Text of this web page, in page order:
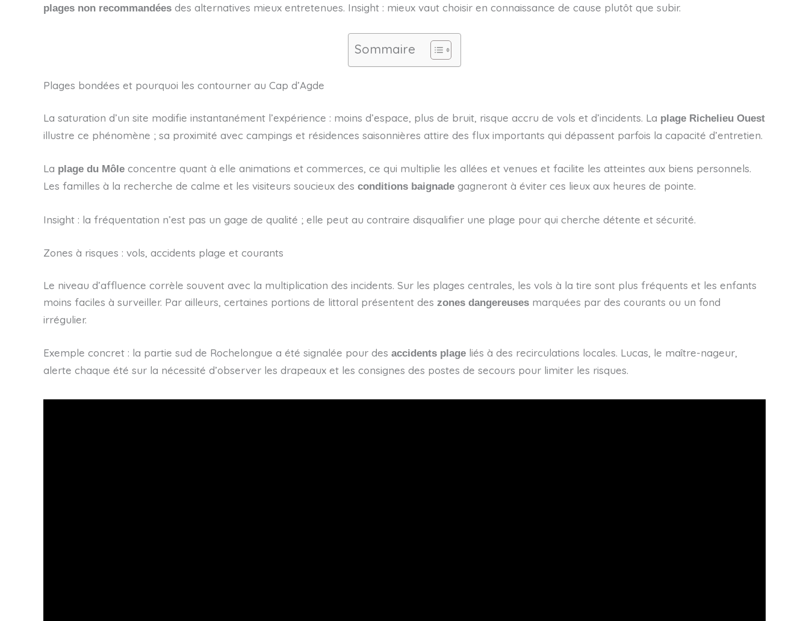
plages non recommandées des alternatives mieux entretenues. Insight : mieux vaut choisir en connaissance de cause plutôt que subir.
Sommaire
Plages bondées et pourquoi les contourner au Cap d’Agde
La saturation d’un site modifie instantanément l’expérience : moins d’espace, plus de bruit, risque accru de vols et d’incidents. La plage Richelieu Ouest
illustre ce phénomène ; sa proximité avec campings et résidences saisonnières attire des flux importants qui dépassent parfois la capacité d’entretien.
La plage du Môle concentre quant à elle animations et commerces, ce qui multiplie les allées et venues et facilite les atteintes aux biens personnels.
Les familles à la recherche de calme et les visiteurs soucieux des conditions baignade gagneront à éviter ces lieux aux heures de pointe.
Insight : la fréquentation n’est pas un gage de qualité ; elle peut au contraire disqualifier une plage pour qui cherche détente et sécurité.
Zones à risques : vols, accidents plage et courants
Le niveau d’affluence corrèle souvent avec la multiplication des incidents. Sur les plages centrales, les vols à la tire sont plus fréquents et les enfants
moins faciles à surveiller. Par ailleurs, certaines portions de littoral présentent des zones dangereuses marquées par des courants ou un fond
irrégulier.
Exemple concret : la partie sud de Rochelongue a été signalée pour des accidents plage liés à des recirculations locales. Lucas, le maître-nageur,
alerte chaque été sur la nécessité d’observer les drapeaux et les consignes des postes de secours pour limiter les risques.